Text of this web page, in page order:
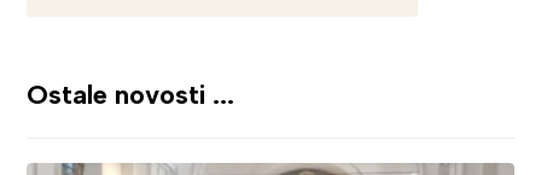
Ostale novosti ...